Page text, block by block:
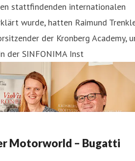
stattfindenden internationalen
wurde, hatten Raimund
der Kronberg Academy,
der SINFONIMA Inst
Motorworld – Bugatti